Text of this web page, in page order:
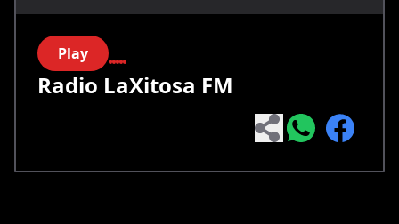
Play
Radio LaXitosa FM